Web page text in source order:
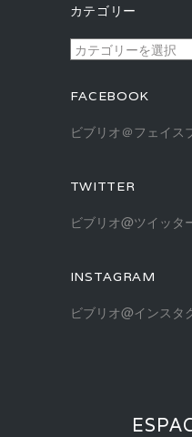
イ
ブ
カテゴリー
カ
テ
リ
ー
FACEBOOK
ビブリオ＠フェイス
TWITTER
ビブリオ@ツイッタ
INSTAGRAM
ビブリオ@インスタ